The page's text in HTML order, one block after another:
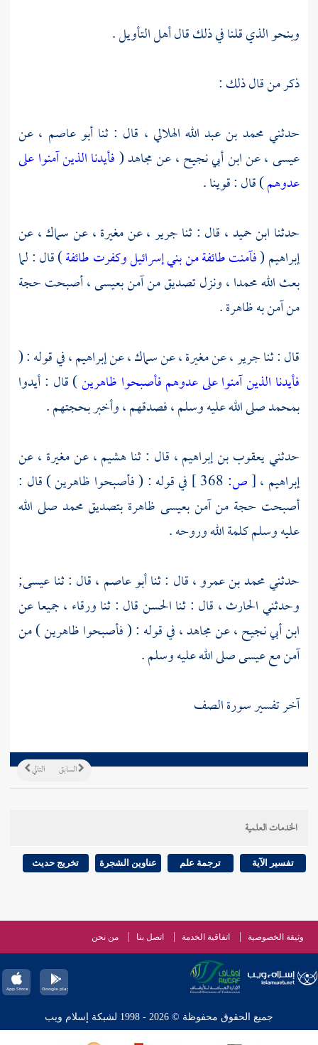
وبنحو الذي قلنا في ذلك قال أهل التأويل .
ذكر من قال ذلك :
حدثني محمد بن عبد الله الهلالي ، قال : ثناأبو عاصم ، عن
عيسى ،عنابن أبي نجيح ،عنمجاهد(فأيدنا الذين آمنوا على
عدوهم) قال : قوينا .
حدثنا ابن حميد ، قال : ثناجرير ،عنمغيرة ،عنسماك ،عن
إبراهيم(فآمنت طائفة من بني إسرائيل وكفرت طائفة) قال : لما
بعث اللهمحمدا ،ونزل تصديق من آمنبعيسى ،أصبحت حجة
من آمن به ظاهرة .
قال : ثناجرير ،عنمغيرة ،عنسماك ،عنإبراهيم ،في قوله : (
فأيدنا الذين آمنوا على عدوهم فأصبحوا ظاهرين) قال : أيدوا
بمحمدصلى الله عليه وسلم ، فصدقهم ، وأخبر بحجتهم .
حدثنييعقوب بن إبراهيم ، قال : ثناهشيم ،عنمغيرة ،عن
إبراهيم ،[ص:
في قوله : ( فأصبحوا ظاهرين ) قال :
أصبحت حجة من آمنبعيسى ظاهرة بتصديقمحمد صلى الله
عليه وسلم كلمة الله وروحه .
حدثنيمحمد بن عمرو ،قال : ثناأبو عاصم ،قال : ثناعيسى;
وحدثنيالحارث ، قال : ثناالحسنقال : ثناورقاء ،جميعا عن
ابن أبي نجيح ،عنمجاهد ،في قوله : ( فأصبحوا ظاهرين ) من
آمن مععيسىصلى الله عليه وسلم .
آخر تفسير سورة الصف
التالي السابق
الخدمات العلمية
تفسير الآية ترجمة علم عناوين الشجرة تخريج حديث
وثيقة الخصوصية اتفاقية الخدمة اتصل بنا من نحن
جميع الحقوق محفوظة © 2026 - 1998 لشبكة إسلام ويب